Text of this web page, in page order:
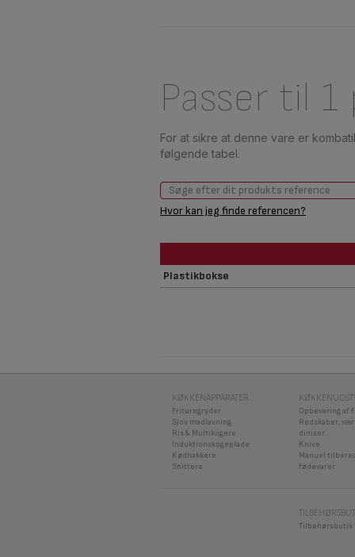
Passer til
For at sikre at denne vare er
følgende tabel.
Hvor kan jeg finde referencen?
Plastikbokse
KØKKENAPPARATER
Frituregryder
Sjov madlavning
Ris & Multikogere
Induktionskogeplade
Kødhakkere
Snittere
Opbevaring af
Redskaber,
dimser
Knive
Manuel
fødevarer
Tilbehørsbutik